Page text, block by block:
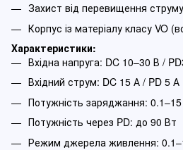
Захист від перевищення струму
Корпус із матеріалу класу VO
Характеристики:
Вхідна напруга: DC 10–30 В /
Вхідний струм: DC 15 А / PD 5 А
Потужність заряджання:
Потужність через PD: до 90 Вт
Режим джерела живлення: